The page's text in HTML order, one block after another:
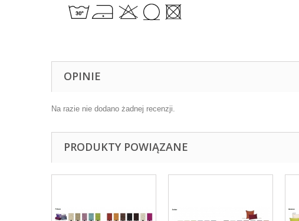
OPINIE
Na razie nie dodano żadnej recenzji.
PRODUKTY POWIĄZANE